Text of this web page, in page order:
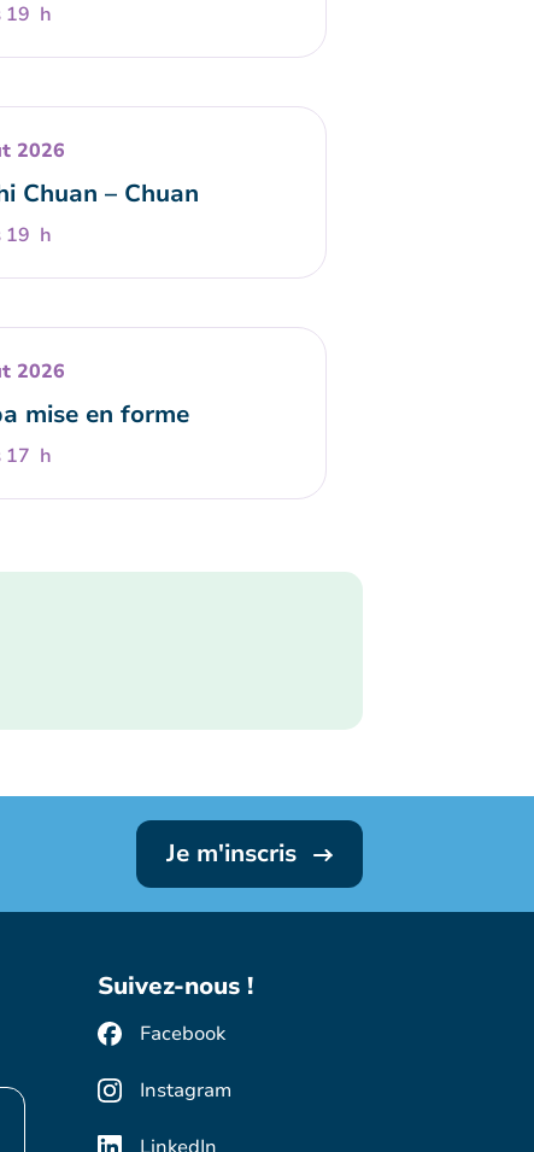
19 h
2026
Chuan – Chuan
19 h
2026
mise en forme
17 h
Je m'inscris
Suivez-nous !
Facebook
Instagram